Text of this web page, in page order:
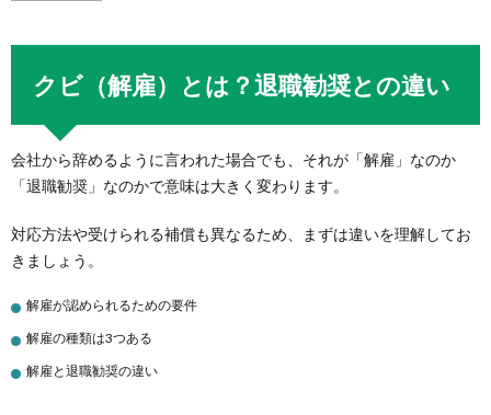
クビ（解雇）とは？退職勧奨との違い
会社から辞めるように言われた場合でも、それが「解雇」なのか
「退職勧奨」なのかで意味は大きく変わります。
対応方法や受けられる補償も異なるため、まずは違いを理解してお
きましょう。
解雇が認められるための要件
解雇の種類は3つある
解雇と退職勧奨の違い